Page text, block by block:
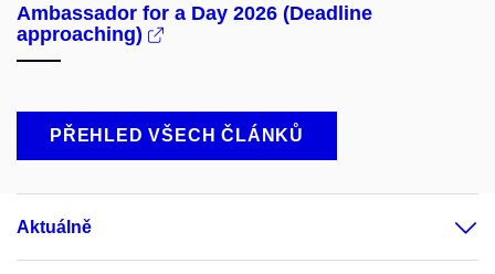
Ambassador for a Day 2026 (Deadline
approaching)
PŘEHLED VŠECH ČLÁNKŮ
Aktuálně